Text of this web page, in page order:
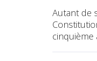
Autant de
cinquième